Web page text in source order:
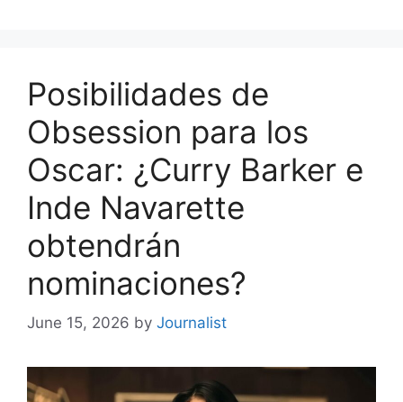
Posibilidades de
Obsession para los
Oscar: ¿Curry Barker e
Inde Navarette
obtendrán
nominaciones?
June 15, 2026 by Journalist